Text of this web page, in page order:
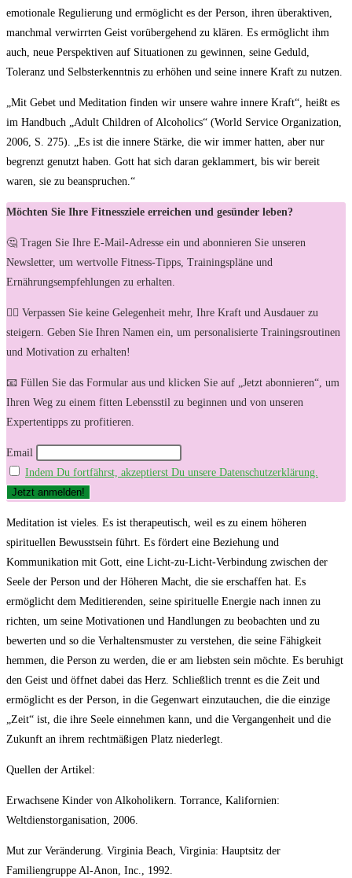
emotionale Regulierung und ermöglicht es der Person, ihren überaktiven,
manchmal verwirrten Geist vorübergehend zu klären. Es ermöglicht ihm
auch, neue Perspektiven auf Situationen zu gewinnen, seine Geduld,
Toleranz und Selbsterkenntnis zu erhöhen und seine innere Kraft zu nutzen.
„Mit Gebet und Meditation finden wir unsere wahre innere Kraft“, heißt es
im Handbuch „Adult Children of Alcoholics“ (World Service Organization,
2006, S. 275). „Es ist die innere Stärke, die wir immer hatten, aber nur
begrenzt genutzt haben. Gott hat sich daran geklammert, bis wir bereit
waren, sie zu beanspruchen.“
Möchten Sie Ihre Fitnessziele erreichen und gesünder leben?
🤔 Tragen Sie Ihre E-Mail-Adresse ein und abonnieren Sie unseren
Newsletter, um wertvolle Fitness-Tipps, Trainingspläne und
Ernährungsempfehlungen zu erhalten.
🏋️‍♀️ Verpassen Sie keine Gelegenheit mehr, Ihre Kraft und Ausdauer zu
steigern. Geben Sie Ihren Namen ein, um personalisierte Trainingsroutinen
und Motivation zu erhalten!
📧 Füllen Sie das Formular aus und klicken Sie auf „Jetzt abonnieren“, um
Ihren Weg zu einem fitten Lebensstil zu beginnen und von unseren
Expertentipps zu profitieren.
Email
Indem Du fortfährst, akzeptierst Du unsere Datenschutzerklärung.
Meditation ist vieles. Es ist therapeutisch, weil es zu einem höheren
spirituellen Bewusstsein führt. Es fördert eine Beziehung und
Kommunikation mit Gott, eine Licht-zu-Licht-Verbindung zwischen der
Seele der Person und der Höheren Macht, die sie erschaffen hat. Es
ermöglicht dem Meditierenden, seine spirituelle Energie nach innen zu
richten, um seine Motivationen und Handlungen zu beobachten und zu
bewerten und so die Verhaltensmuster zu verstehen, die seine Fähigkeit
hemmen, die Person zu werden, die er am liebsten sein möchte. Es beruhigt
den Geist und öffnet dabei das Herz. Schließlich trennt es die Zeit und
ermöglicht es der Person, in die Gegenwart einzutauchen, die die einzige
„Zeit“ ist, die ihre Seele einnehmen kann, und die Vergangenheit und die
Zukunft an ihrem rechtmäßigen Platz niederlegt.
Quellen der Artikel:
Erwachsene Kinder von Alkoholikern. Torrance, Kalifornien:
Weltdienstorganisation, 2006.
Mut zur Veränderung. Virginia Beach, Virginia: Hauptsitz der
Familiengruppe Al-Anon, Inc., 1992.